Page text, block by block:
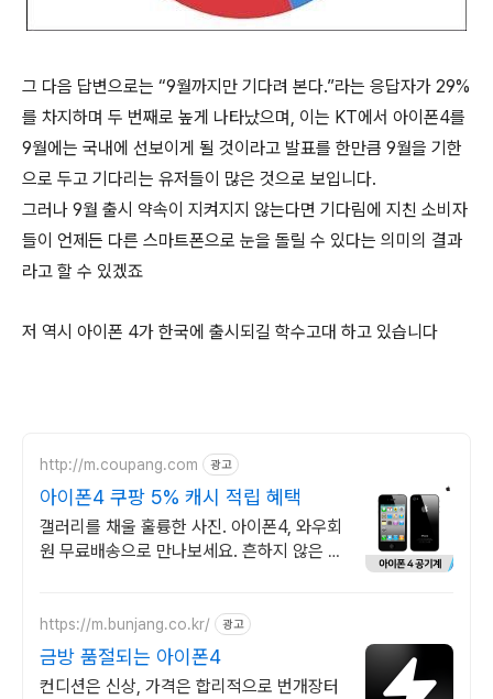
그 다음 답변으로는 “9월까지만 기다려 본다.”라는 응답자가 29%
를 차지하며 두 번째로 높게 나타났으며, 이는 KT에서 아이폰4를
9월에는 국내에 선보이게 될 것이라고 발표를 한만큼 9월을 기한
으로 두고 기다리는 유저들이 많은 것으로 보입니다.
그러나 9월 출시 약속이 지켜지지 않는다면 기다림에 지친 소비자
들이 언제든 다른 스마트폰으로 눈을 돌릴 수 있다는 의미의 결과
라고 할 수 있겠죠
저 역시 아이폰 4가 한국에 출시되길 학수고대 하고 있습니다
http://m.coupang.com 광고
아이폰4 쿠팡 5% 캐시 적립 혜택
갤러리를 채울 훌륭한 사진. 아이폰4, 와우회
원 무료배송으로 만나보세요. 흔하지 않은 특
https://m.bunjang.co.kr/ 광고
금방 품절되는 아이폰4
컨디션은 신상, 가격은 합리적으로 번개장터